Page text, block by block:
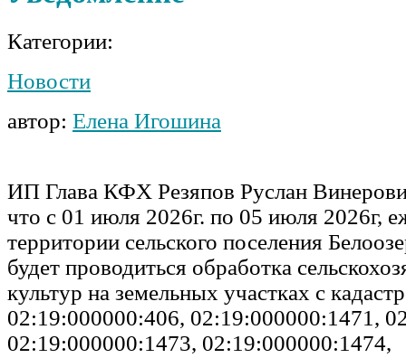
Категории:
Новости
автор: Елена Игошина
ИП Глава КФХ Резяпов Руслан
что с 01 июля 2026г. по 05 июля 2026г,
территории сельского поселения
будет проводиться обработка
культур на земельных участках с
02:19:000000:406, 02:19:000000:1471,
02:19:000000:1473, 02:19:000000:1474,